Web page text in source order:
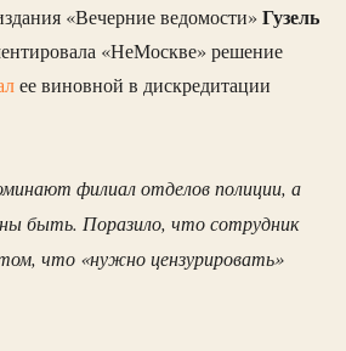
«Вечерние ведомости» Гузель
«НеМоскве» решение
ее виновной в дискредитации
филиал отделов полиции, а
быть. Поразило, что сотрудник
что «нужно цензурировать»